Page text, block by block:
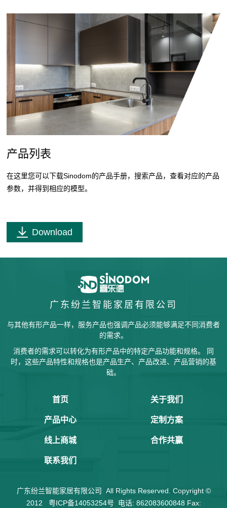
产品列表
在这里您可以下载Sinodom的产品手册，搜索产品，查看对应的产品
参数，并得到相应的模型。
Download
广东纷兰智能家居有限公司
与其他有形产品一样，服务产品也强调产品必须能够满足不同消费者
的需求。
消费者的需求可以转化为有形产品中的特定产品功能和规格。 同
时，这些产品特性和规格也是产品生产、产品改进、产品营销的基
础。
首页 关于我们
产品中心 定制方案
线上商城 合作共赢
联系我们
广东纷兰智能家居有限公司 All Rights Reserved. Copyright ©
2012 粤ICP备14053254号 电话: 862083600848 Fax: